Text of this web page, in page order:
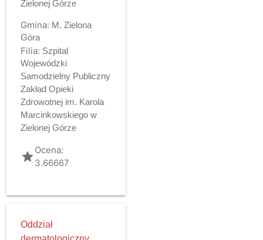
Zielonej Górze
Gmina: M. Zielona
Góra
Filia: Szpital
Wojewódzki
Samodzielny Publiczny
Zakład Opieki
Zdrowotnej im. Karola
Marcinkowskiego w
Zielonej Górze
gradeOcena:
3.66667
Oddział